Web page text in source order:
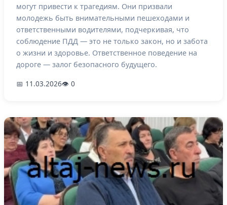
могут привести к трагедиям. Они призвали
молодежь быть внимательными пешеходами и
ответственными водителями, подчеркивая, что
соблюдение ПДД — это не только закон, но и забота
о жизни и здоровье. Ответственное поведение на
дороге — залог безопасного будущего.
📅 11.03.2026👁 0